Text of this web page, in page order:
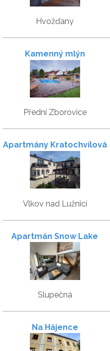
Hvožďany
Kamenný mlýn
Přední Zborovice
Apartmány Kratochvílová
Vlkov nad Lužnicí
Apartmán Snow Lake
Slupečná
Na Hájence